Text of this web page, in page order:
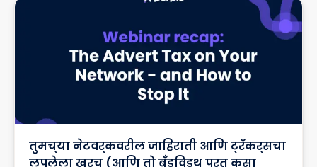
तुमच्या नेटवर्कवरील जाहिराती आणि ट्रॅकर्सचा
लपलेला खर्च (आणि तो बँडविड्थ परत कसा